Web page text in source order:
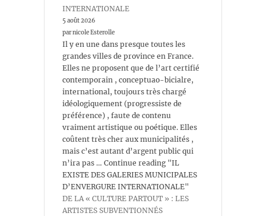
INTERNATIONALE
5 août 2026
par nicole Esterolle
Il y en une dans presque toutes les
grandes villes de province en France.
Elles ne proposent que de l’art certifié
contemporain , conceptuao-bicialre,
international, toujours très chargé
idéologiquement (progressiste de
préférence) , faute de contenu
vraiment artistique ou poétique. Elles
coûtent très cher aux municipalités ,
mais c’est autant d’argent public qui
n’ira pas … Continue reading "IL
EXISTE DES GALERIES MUNICIPALES
D’ENVERGURE INTERNATIONALE"
DE LA « CULTURE PARTOUT » : LES
ARTISTES SUBVENTIONNÉS